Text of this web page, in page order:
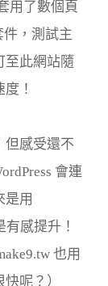
用了數個頁
件，測試主
至此網站隨
！
但感受還不
會連
是用
感提升！
也用
呢？）